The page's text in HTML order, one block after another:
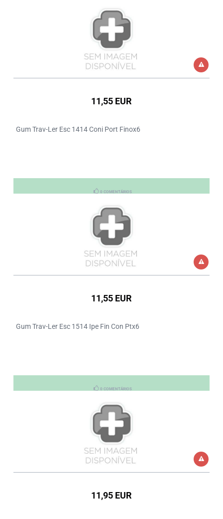
11,55 EUR
Gum Trav-Ler Esc 1414 Coni Port Finox6
0 COMENTÁRIOS
11,55 EUR
Gum Trav-Ler Esc 1514 Ipe Fin Con Ptx6
0 COMENTÁRIOS
11,95 EUR